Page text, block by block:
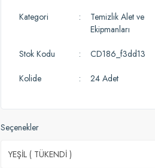
Kategori
Temizlik Alet ve
Ekipmanları
Stok Kodu CD186_f3dd13
Kolide 24 Adet
Seçenekler